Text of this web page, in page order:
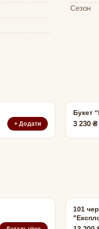
Сезон
+ Додати
Букет
3 230 ₴
101